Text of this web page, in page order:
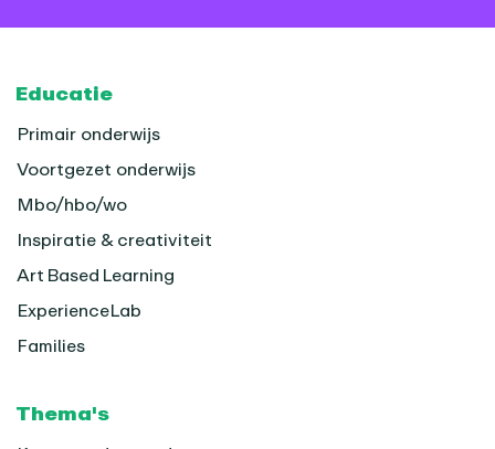
Footer
Educatie
Primair onderwijs
Voortgezet onderwijs
Mbo/hbo/wo
Inspiratie & creativiteit
Art Based Learning
ExperienceLab
Families
Thema's